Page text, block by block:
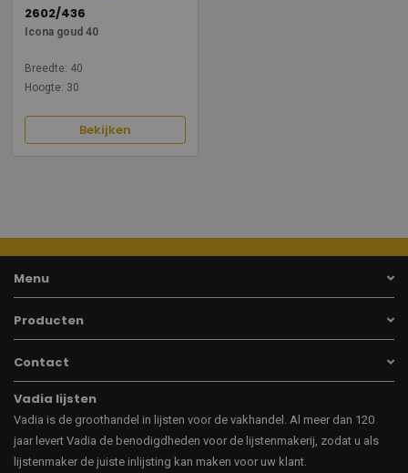
2602/436
Icona goud 40
Breedte: 40
Hoogte: 30
Bekijken
Menu
Producten
Contact
Vadia lijsten
Vadia is de groothandel in lijsten voor de vakhandel. Al meer dan 120
jaar levert Vadia de benodigdheden voor de lijstenmakerij, zodat u als
lijstenmaker de juiste inlijsting kan maken voor uw klant.